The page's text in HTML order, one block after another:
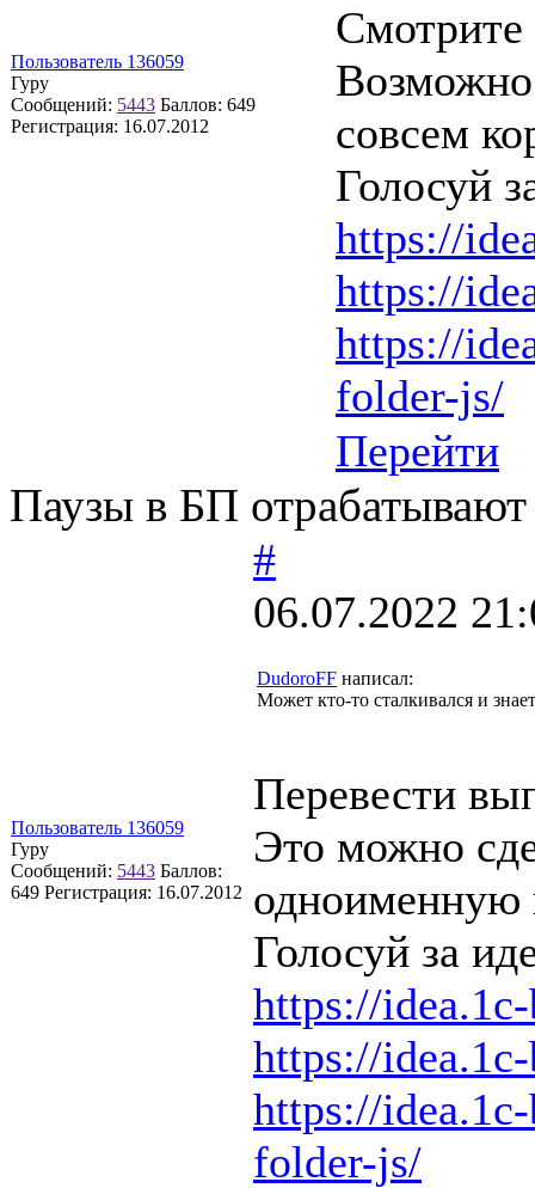
Пользователь 136059
Гуру
Сообщений: 5443 Баллов: 649
Регистрация: 16.07.2012
Смотрите
Возможно
совсем
Голосуй
https://
https://
https://
folder-js/
Перейти
Паузы в БП
Пользователь 136059
Гуру
Сообщений: 5443 Баллов:
649 Регистрация: 16.07.2012
#
06.07.2022
DudoroFF написал:
Может кто-то сталкивался и
Перевести
Это можно
одноименную
Голосуй за
https://
https://
https://
folder-js/